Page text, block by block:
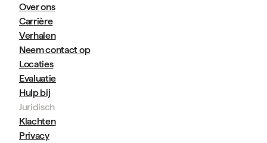
Over ons
Carrière
Verhalen
Neem contact op
Locaties
Evaluatie
Hulp bij
Juridisch
Klachten
Privacy